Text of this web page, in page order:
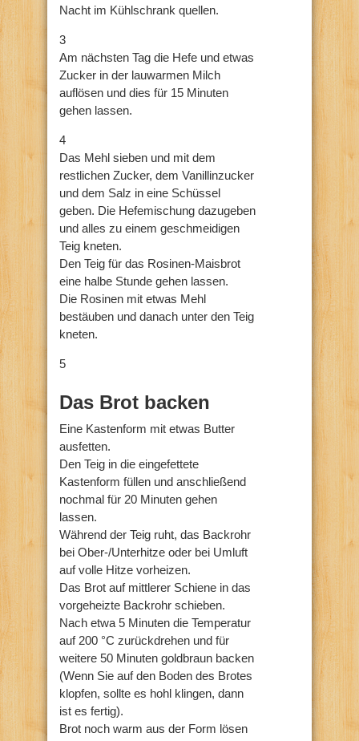
Nacht im Kühlschrank quellen.
3
Am nächsten Tag die Hefe und etwas
Zucker in der lauwarmen Milch
auflösen und dies für 15 Minuten
gehen lassen.
4
Das Mehl sieben und mit dem
restlichen Zucker, dem Vanillinzucker
und dem Salz in eine Schüssel
geben. Die Hefemischung dazugeben
und alles zu einem geschmeidigen
Teig kneten.
Den Teig für das Rosinen-Maisbrot
eine halbe Stunde gehen lassen.
Die Rosinen mit etwas Mehl
bestäuben und danach unter den Teig
kneten.
5
Das Brot backen
Eine Kastenform mit etwas Butter
ausfetten.
Den Teig in die eingefettete
Kastenform füllen und anschließend
nochmal für 20 Minuten gehen
lassen.
Während der Teig ruht, das Backrohr
bei Ober-/Unterhitze oder bei Umluft
auf volle Hitze vorheizen.
Das Brot auf mittlerer Schiene in das
vorgeheizte Backrohr schieben.
Nach etwa 5 Minuten die Temperatur
auf 200 °C zurückdrehen und für
weitere 50 Minuten goldbraun backen
(Wenn Sie auf den Boden des Brotes
klopfen, sollte es hohl klingen, dann
ist es fertig).
Brot noch warm aus der Form lösen